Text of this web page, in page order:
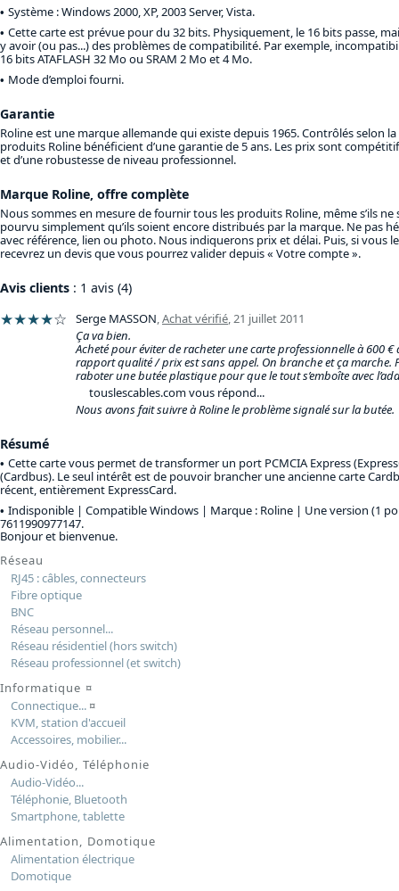
Système : Windows 2000, XP, 2003 Server, Vista.
Cette carte est prévue pour du 32 bits. Physiquement, le 16 bits passe,
y avoir (ou pas...) des problèmes de compatibilité. Par exemple,
16 bits ATAFLASH 32 Mo ou SRAM 2 Mo et 4 Mo.
Mode d’emploi fourni.
Garantie
Roline est une marque allemande qui existe depuis 1965. Contrôlés selon la
produits Roline bénéficient d’une garantie de 5 ans. Les prix sont
et d’une robustesse de niveau professionnel.
Marque Roline, offre complète
Nous sommes en mesure de fournir tous les produits Roline, même s’ils ne
pourvu simplement qu’ils soient encore distribués par la marque. Ne pas
avec référence, lien ou photo. Nous indiquerons prix et délai. Puis, si vous
recevrez un devis que vous pourrez valider depuis « Votre compte ».
Avis clients : 1 avis (4)
★★★★☆ Serge MASSON,Achat vérifié,21 juillet 2011
Ça va bien.
Acheté pour éviter de racheter une carte professionnelle à 600
rapport qualité / prix est sans appel. On branche et ça marche.
raboter une butée plastique pour que le tout s’emboîte avec
touslescables.com vous répond...
Nous avons fait suivre à Roline le problème signalé sur la butée.
Résumé
Cette carte vous permet de transformer un port PCMCIA Express
(Cardbus). Le seul intérêt est de pouvoir brancher une ancienne carte
récent, entièrement ExpressCard.
Indisponible | Compatible Windows | Marque : Roline | Une version (1
7611990977147.
Bonjour et bienvenue.
Réseau
RJ45 : câbles, connecteurs
Fibre optique
BNC
Réseau personnel...
Réseau résidentiel (hors switch)
Réseau professionnel (et switch)
Informatique ¤
Connectique...¤
KVM, station d'accueil
Accessoires, mobilier...
Audio-Vidéo, Téléphonie
Audio-Vidéo...
Téléphonie, Bluetooth
Smartphone, tablette
Alimentation, Domotique
Alimentation électrique
Domotique